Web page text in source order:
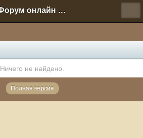
Форум онлайн игры "Новая Эра" (Нюра Биз)
Ничего не найдено.
Полная версия